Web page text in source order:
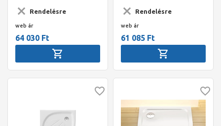
Rendelésre
web ár
64 030 Ft
Rendelésre
web ár
61 085 Ft